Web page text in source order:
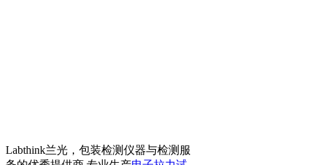
Labthink兰光，包装检测仪器与检测服